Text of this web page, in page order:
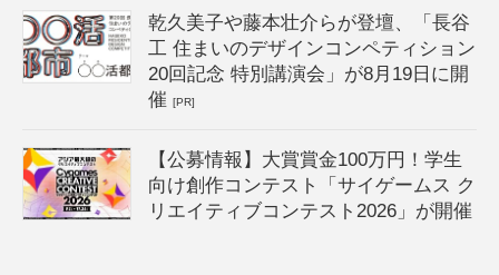
乾久美子や藤本壮介らが登壇、「長谷
工 住まいのデザインコンペティション
20回記念 特別講演会」が8月19日に開
催[PR]
【公募情報】大賞賞金100万円！学生
向け創作コンテスト「サイゲームス ク
リエイティブコンテスト2026」が開催